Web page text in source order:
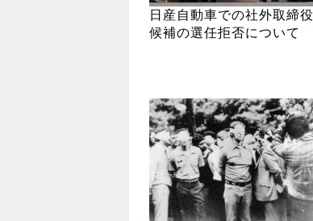
日産自動車での社外取締役
候補の選任拒否について